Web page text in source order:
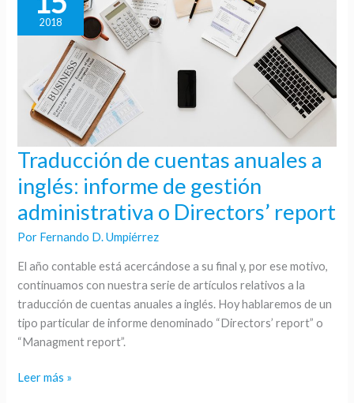
2018
Traducción de cuentas anuales a
inglés: informe de gestión
administrativa o Directors’ report
Por Fernando D. Umpiérrez
El año contable está acercándose a su final y, por ese motivo,
continuamos con nuestra serie de artículos relativos a la
traducción de cuentas anuales a inglés. Hoy hablaremos de un
tipo particular de informe denominado “Directors’ report” o
“Managment report”.
Traducción
cuentas
anuales
a
informe
de
gestión
administrativa
o
report
Leer más »